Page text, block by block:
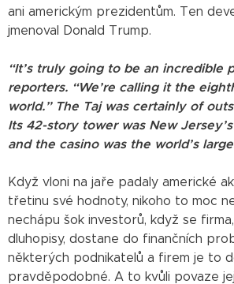
ani americkým prezidentům. Ten
jmenoval Donald Trump.
“It’s truly going to be an incredible
reporters. “We’re calling it the
world.” The Taj was certainly of
Its 42-story tower was New
and the casino was the world’s
Když vloni na jaře padaly americké
třetinu své hodnoty, nikoho to moc
nechápu šok investorů, když se
dluhopisy, dostane do finančních
některých podnikatelů a firem je to
pravděpodobné. A to kvůli povaze